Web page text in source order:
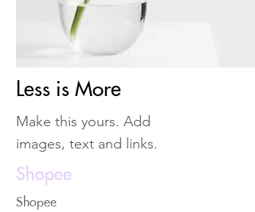
Less is More
Make this yours. Add
images, text and links.
Shopee
Shopee